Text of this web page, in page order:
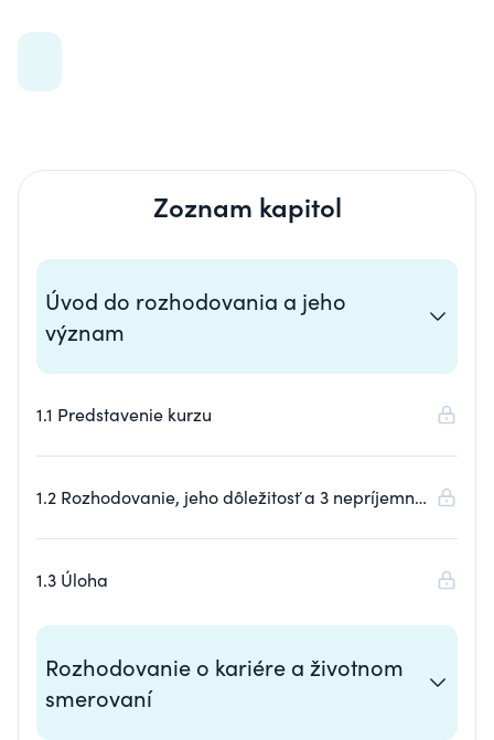
Zoznam kapitol
Úvod do rozhodovania a jeho
význam
1.1 Predstavenie kurzu
1.2 Rozhodovanie, jeho dôležitosť a 3 nepríjemné
1.3 Úloha
Rozhodovanie o kariére a životnom
smerovaní